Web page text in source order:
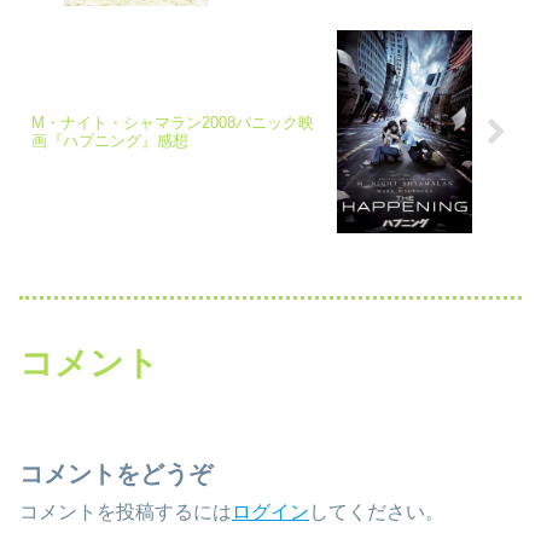
M・ナイト・シャマラン2008パニック映
画『ハプニング』感想
コメント
コメントをどうぞ
コメントを投稿するには ログイン してください。